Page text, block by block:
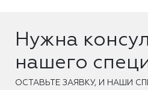
Нужна
нашего
ОCТАВЬТЕ ЗАЯВКУ, И НАШИ